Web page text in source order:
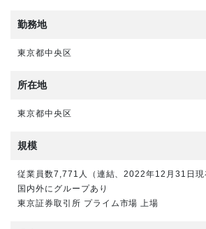
勤務地
東京都中央区
所在地
東京都中央区
規模
従業員数7,771人（連結、2022年12月31日現
国内外にグループあり
東京証券取引所 プライム市場 上場